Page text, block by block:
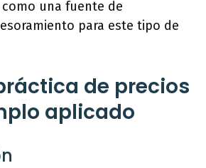
una fuente de
para este tipo de
de precios
aplicado